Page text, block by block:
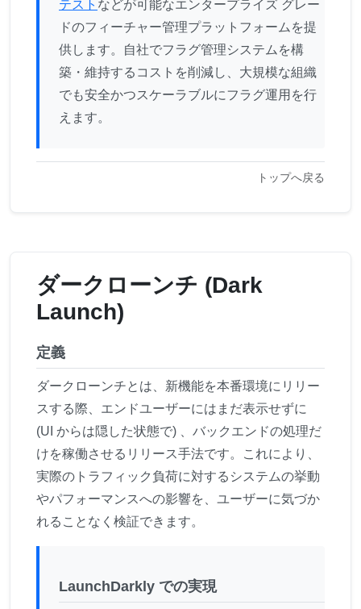
テスト などが可能なエンタープライズ グレー
ドのフィーチャー管理プラットフォームを提
供します。自社でフラグ管理システムを構
築・維持するコストを削減し、大規模な組織
でも安全かつスケーラブルにフラグ運用を行
えます。
トップへ戻る
ダークローンチ (Dark
Launch)
定義
ダークローンチとは、新機能を本番環境にリリー
スする際、エンドユーザーにはまだ表示せずに
(UI からは隠した状態で) 、バックエンドの処理だ
けを稼働させるリリース手法です。これにより、
実際のトラフィック負荷に対するシステムの挙動
やパフォーマンスへの影響を、ユーザーに気づか
れることなく検証できます。
LaunchDarkly での実現